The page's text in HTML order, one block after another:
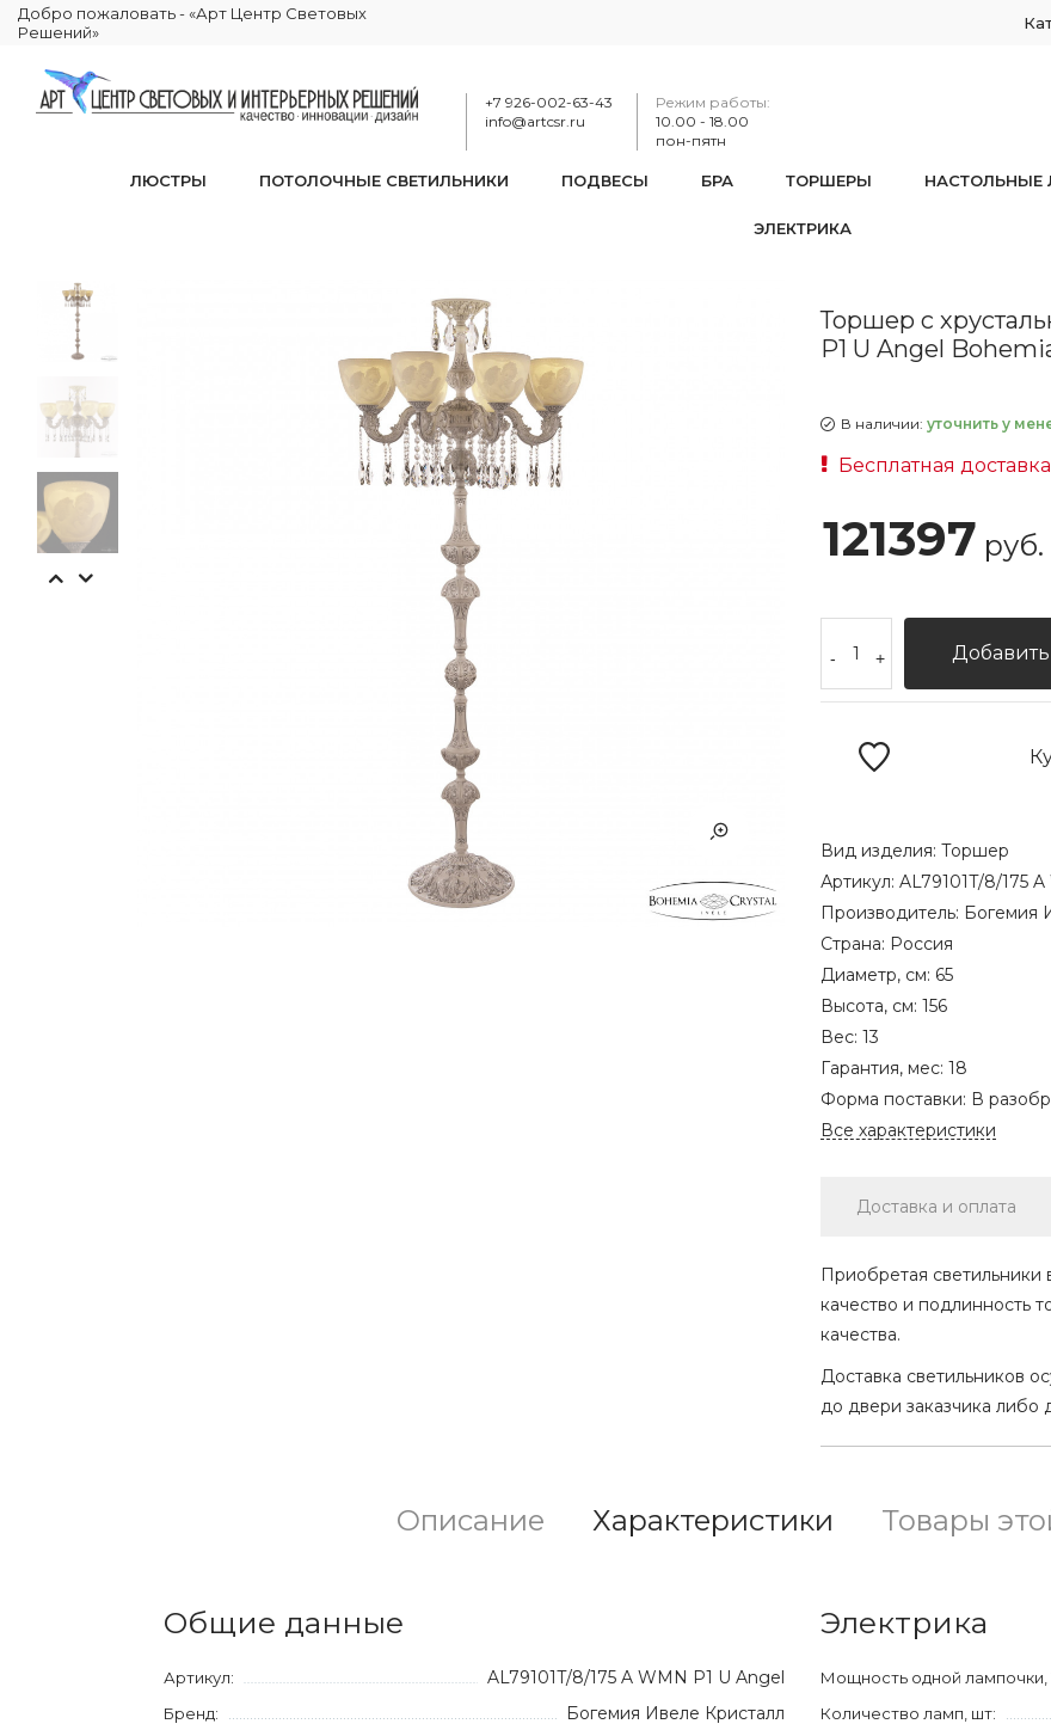
Добро пожаловать - «Арт Центр Световых
Решений»
+7 926-002-63-43
info@artcsr.ru
Режим работы:
10.00 - 18.00
пон-пятн
ЛЮСТРЫ ПОТОЛОЧНЫЕ СВЕТИЛЬНИКИ ПОДВЕСЫ БРА ТОРШЕРЫ НАСТОЛЬНЫЕ
ЭЛЕКТРИКА
Торшер с
P1 U Angel
В наличии: уточнить у
Бесплатная
121397 руб.
- +
Вид изделия: Торшер
Артикул: AL79101T/8/175
Производитель: Богемия
Страна: Россия
Диаметр, см: 65
Высота, см: 156
Вес: 13
Гарантия, мес: 18
Форма поставки: В
Все характеристики
Доставка и оплата
Приобретая светильники
качество и подлинность
качества.
Доставка светильников
до двери заказчика либо
Описание Характеристики Товары
Общие данные
Артикул: AL79101T/8/175 A WMN P1 U Angel
Бренд: Богемия Ивеле Кристалл
Электрика
Мощность одной лампочки,
Количество ламп, шт: